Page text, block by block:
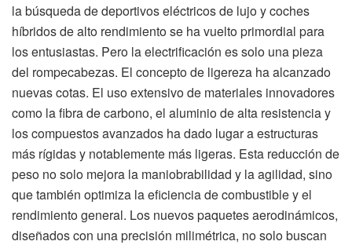
la búsqueda de deportivos eléctricos de lujo y coches
híbridos de alto rendimiento se ha vuelto primordial para
los entusiastas. Pero la electrificación es solo una pieza
del rompecabezas. El concepto de ligereza ha alcanzado
nuevas cotas. El uso extensivo de materiales innovadores
como la fibra de carbono, el aluminio de alta resistencia y
los compuestos avanzados ha dado lugar a estructuras
más rígidas y notablemente más ligeras. Esta reducción de
peso no solo mejora la maniobrabilidad y la agilidad, sino
que también optimiza la eficiencia de combustible y el
rendimiento general. Los nuevos paquetes aerodinámicos,
diseñados con una precisión milimétrica, no solo buscan